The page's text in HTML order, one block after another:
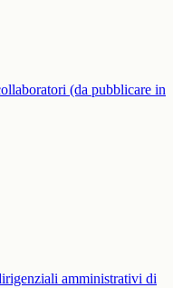
(da pubblicare in
amministrativi di